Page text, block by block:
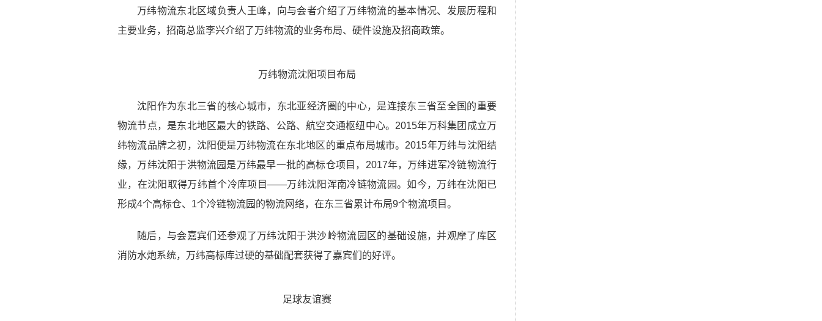
万纬物流东北区域负责人王峰，向与会者介绍了万纬物流的基本情况、发展历程和
主要业务，招商总监李兴介绍了万纬物流的业务布局、硬件设施及招商政策。
万纬物流沈阳项目布局
沈阳作为东北三省的核心城市，东北亚经济圈的中心，是连接东三省至全国的重要
物流节点，是东北地区最大的铁路、公路、航空交通枢纽中心。 2015年万科集团成立万
纬物流品牌之初，沈阳便是万纬物流在东北地区的重点布局城市。2015年万纬与沈阳结
缘，万纬沈阳于洪物流园是万纬最早一批的高标仓项目，2017年，万纬进军冷链物流行
业，在沈阳取得万纬首个冷库项目——万纬沈阳浑南冷链物流园。如今，万纬在沈阳已
形成4个高标仓、1个冷链物流园的物流网络，在东三省累计布局9个物流项目。
随后，与会嘉宾们还参观了万纬沈阳于洪沙岭物流园区的基础设施，并观摩了库区
消防水炮系统，万纬高标库过硬的基础配套获得了嘉宾们的好评。
足球友谊赛